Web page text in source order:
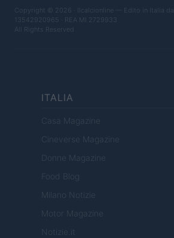
Copyright © 2026 · Ilcalcionline — Edito in Italia da
13542920965 · REA MI 2729933
All Rights Reserved
ITALIA
Casa Magazine
Cineverse Magazine
Donne Magazine
Food Blog
Milano Notizie
Motor Magazine
Notizie.it